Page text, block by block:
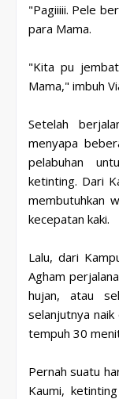
"Pagiiiii. Pele
para Mama.
"Kita pu
Mama," imbuh
Setelah
menyapa
pelabuhan
ketinting. Dari
membutuhkan
kecepatan kaki.
Lalu, dari
Agham
hujan, atau
selanjutnya
tempuh 30
Pernah suatu
Kaumi,